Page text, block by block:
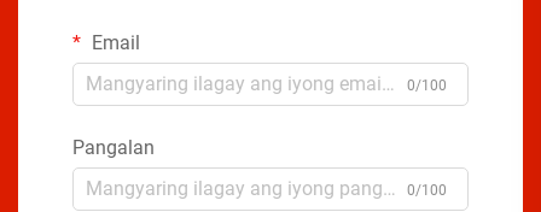
Email
0/100
Pangalan
0/100